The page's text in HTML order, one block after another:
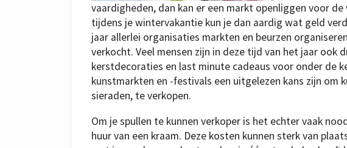
vaardigheden, dan kan er een markt openliggen voor
tijdens je wintervakantie kun je dan aardig wat geld
jaar allerlei organisaties markten en beurzen
verkocht. Veel mensen zijn in deze tijd van het jaar ook
kerstdecoraties en last minute cadeaus voor onder de
kunstmarkten en -festivals een uitgelezen kans zijn om
sieraden, te verkopen.
Om je spullen te kunnen verkoper is het echter vaak
huur van een kraam. Deze kosten kunnen sterk van